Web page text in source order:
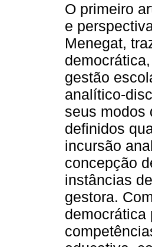
O primeiro
e
Menegat,
gestão
analítico-
seus modos
definidos
incursão
concepção
instâncias
gestora.
democrática